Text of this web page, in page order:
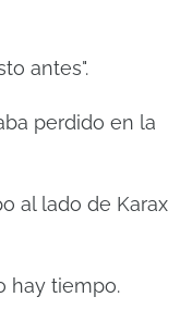
antes".
perdido en la
al lado de Karax
hay tiempo.